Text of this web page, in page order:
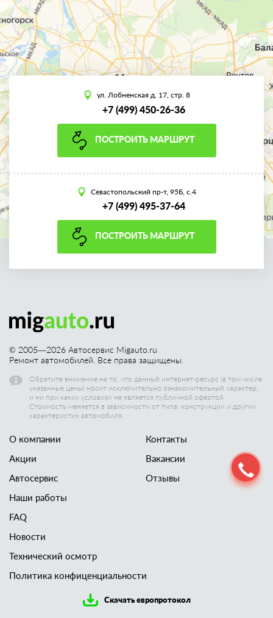
ул. Лобненская д. 17, стр. 8
+7 (499) 450-26-36
ПОСТРОИТЬ МАРШРУТ
Севастопольский пр-т, 95Б, с.4
+7 (499) 495-37-64
ПОСТРОИТЬ МАРШРУТ
© 2005—2026 Автосервис Migauto.ru
Ремонт автомобилей. Все права защищены.
Обратите внимание на то, что данный интернет-ресурс (в том числе
указанные цены) носит исключительно ознакомительный характер,
и ни при каких условиях не является публичной офертой.
Стоимость меняется в зависимости от типа, конструкции и других
характеристик автомобиля.
О компании
Акции
Автосервис
Наши работы
Контакты
Вакансии
Отзывы
FAQ
Новости
Технический осмотр
Политика конфиценциальности
Скачать европротокол